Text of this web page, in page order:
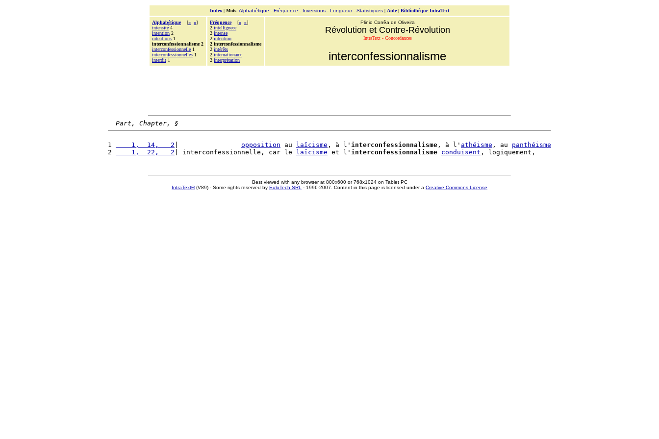
Index | Mots: Alphabétique - Fréquence - Inversions - Longueur- Statistiques | Aide| Bibliothèque IntraText
Alphabétique [« »]
intensité 4
intention 2
intentions 1
interconfessionnalisme 2
interconfessionnelle 1
interconfessionnelles 1
interdit 1
Fréquence [« »]
2 intellignece
2 intense
2 intention
2 interconfessionnalisme
2 intérêts
2 internationaux
2 interprétation
Plinio Corrêa de Oliveira
Révolution et Contre-Révolution
IntraText - Concordances
interconfessionnalisme
Part, Chapter, §
1
    1,  14,   2
opposition au laïcisme , à l' interconfessionnalisme , à l' athéisme , au panthéisme
2
    1,  22,   2
| interconfessionnelle, car le laïcisme et l' interconfessionnalisme conduisent
Best viewed with any browser at 800x600 or 768x1024 on Tablet PC
IntraText®(V89) - Some rights reserved by EuloTech SRL - 1996-2007. Content in this page is licensed under a Creative Commons License